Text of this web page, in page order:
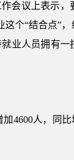
会议上表示
个“结合点”
业人员拥有一
4600人，同